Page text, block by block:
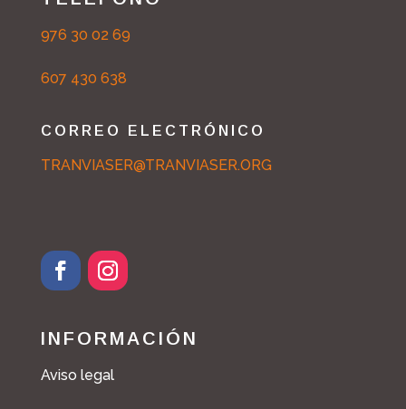
976 30 02 69
607 430 638
CORREO ELECTRÓNICO
TRANVIASER@TRANVIASER.ORG
INFORMACIÓN
Aviso legal